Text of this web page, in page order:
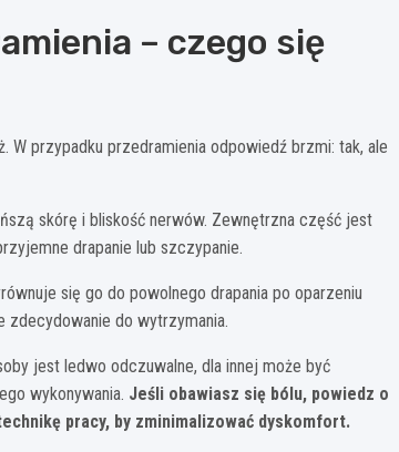
– czego się
W przypadku przedramienia odpowiedź brzmi: tak, ale
skórę i bliskość nerwów. Zewnętrzna część jest
drapanie lub szczypanie.
się go do powolnego drapania po oparzeniu
zdecydowanie do wytrzymania.
jest ledwo odczuwalne, dla innej może być
wykonywania. Jeśli obawiasz się bólu, powiedz o
pracy, by zminimalizować dyskomfort.